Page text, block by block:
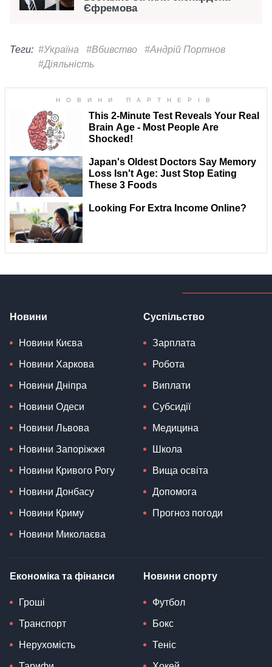
Єфремова
Теги: #Україна #Вбивство
#Андрій Портнов
#Діяльність
Новини
Новини Києва
Новини Харкова
Новини Дніпра
Новини Одеси
Новини Львова
Новини Запоріжжя
Новини Кривого Рогу
Новини Донбасу
Новини Криму
Новини Миколаєва
Суспільство
Зарплата
Робота
Виплати
Субсидії
Медицина
Школа
Вища освіта
Допомога
Прогноз погоди
Економіка та фінанси
Гроші
Транспорт
Нерухомість
Новини спорту
Футбол
Бокс
Теніс